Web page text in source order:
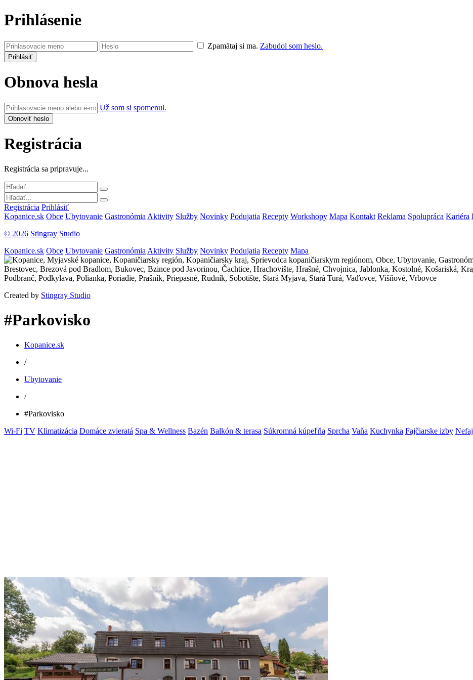
Prihlásenie
Zpamätaj si ma. Zabudol som heslo.
Obnova hesla
Už som si spomenul.
Registrácia
Registrácia sa pripravuje...
Registrácia Prihlásiť
Kopanice.sk Obce Ubytovanie Gastronómia Aktivity Služby Novinky Podujatia Recepty Workshopy Mapa Kontakt Reklama Spolupráca Kariéra
© 2026 Stingray Studio
Kopanice.sk Obce Ubytovanie Gastronómia Aktivity Služby Novinky Podujatia Recepty Mapa
Created by Stingray Studio
#Parkovisko
Kopanice.sk
/
Ubytovanie
/
#Parkovisko
Wi-Fi TV Klimatizácia Domáce zvieratá Spa & Wellness Bazén Balkón & terasa Súkromná kúpeľňa Sprcha Vaňa Kuchynka Fajčiarske izby